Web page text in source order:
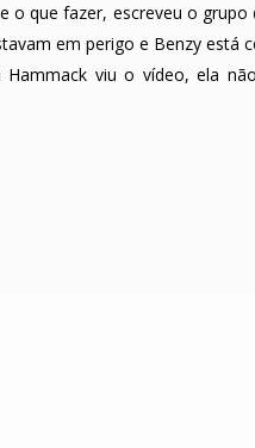
o que fazer, escreveu o
em perigo e Benzy está
Hammack viu o vídeo, ela